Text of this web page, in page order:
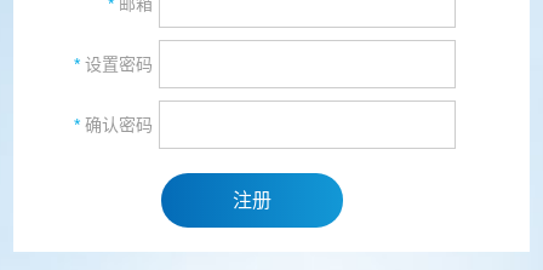
*设置密码
*确认密码
注册